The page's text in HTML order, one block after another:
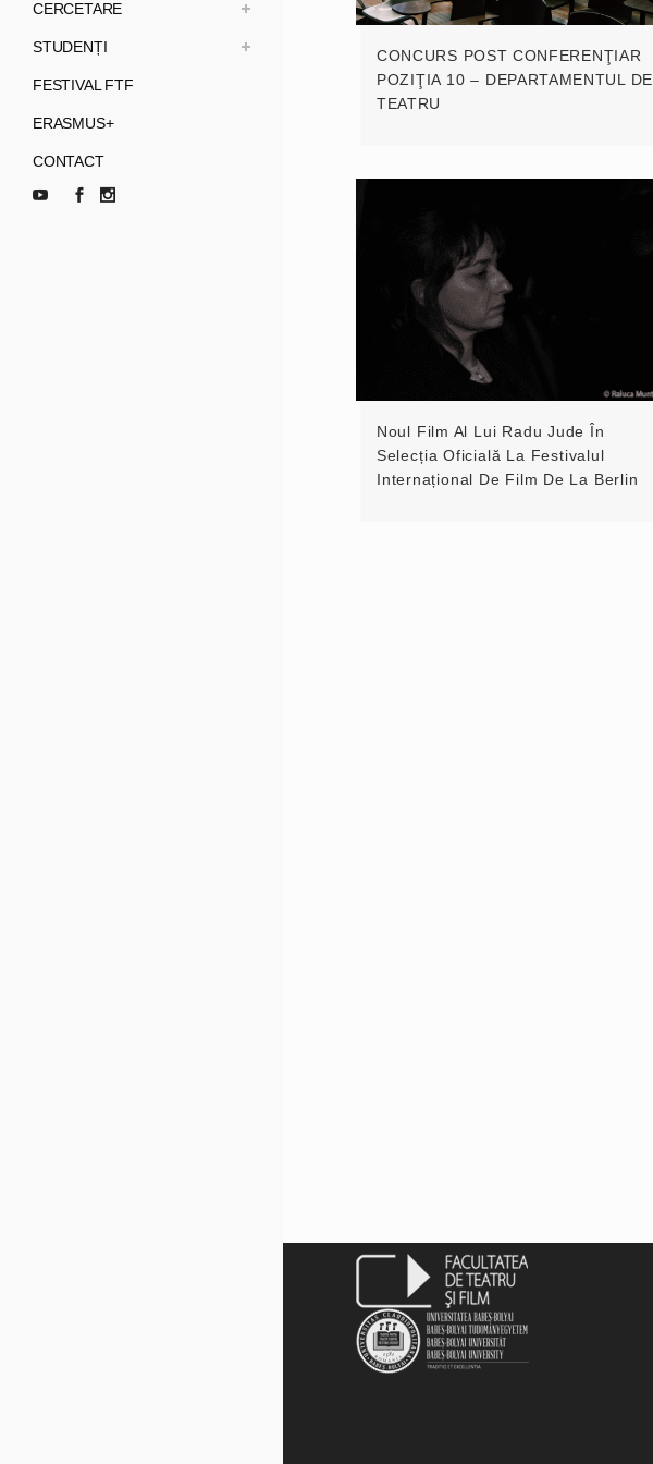
CERCETARE
STUDENȚI
FESTIVAL FTF
ERASMUS+
CONTACT
CONCURS POST CONFERENŢIAR
POZIŢIA 10 – DEPARTAMENTUL DE
TEATRU
Noul Film Al Lui Radu Jude În
Selecția Oficială La Festivalul
Internațional De Film De La Berlin